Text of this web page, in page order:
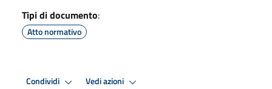
Tipi di documento:
Atto normativo
Condividi Vedi azioni